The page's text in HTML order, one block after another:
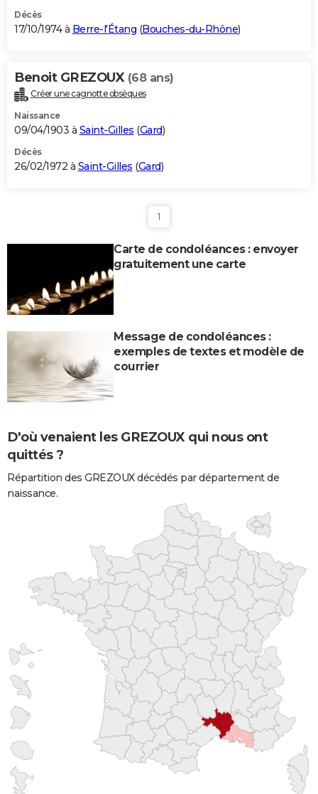
Décès
17/10/1974 à Berre-l'Étang (Bouches-du-Rhône)
Benoit GREZOUX (68 ans)
Créer une cagnotte obsèques
Naissance
09/04/1903 à Saint-Gilles (Gard)
Décès
26/02/1972 à Saint-Gilles (Gard)
1
Carte de condoléances : envoyer
gratuitement une carte
Message de condoléances :
exemples de textes et modèle de
courrier
D'où venaient les GREZOUX qui nous ont
quittés ?
Répartition des GREZOUX décédés par département de
naissance.